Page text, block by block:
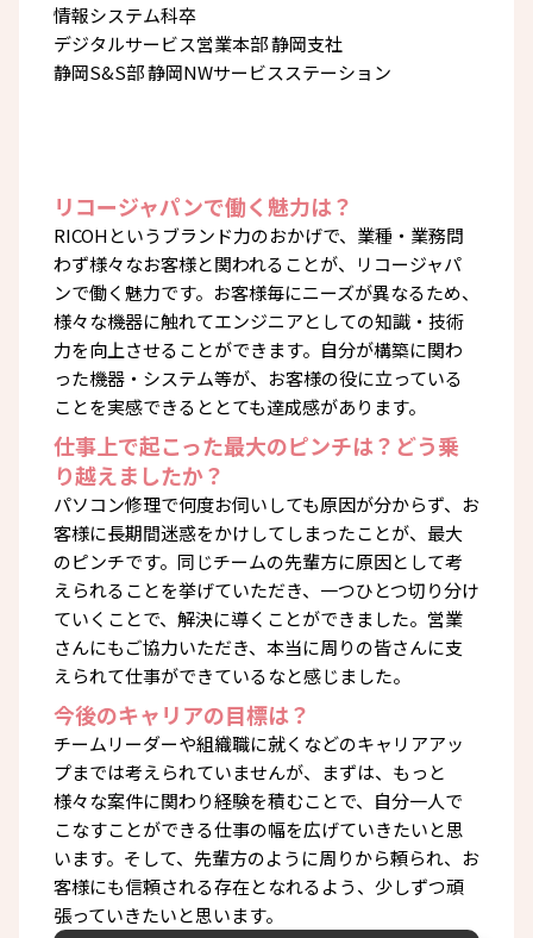
情報システム科卒
デジタルサービス営業本部 静岡支社
静岡S&S部 静岡NWサービスステーション
リコージャパンで働く魅力は？
RICOHというブランド力のおかげで、業種・業務問
わず様々なお客様と関われることが、リコージャパ
ンで働く魅力です。お客様毎にニーズが異なるため、
様々な機器に触れてエンジニアとしての知識・技術
力を向上させることができます。自分が構築に関わ
った機器・システム等が、お客様の役に立っている
ことを実感できるととても達成感があります。
仕事上で起こった最大のピンチは？どう乗
り越えましたか？
パソコン修理で何度お伺いしても原因が分からず、お
客様に長期間迷惑をかけしてしまったことが、最大
のピンチです。同じチームの先輩方に原因として考
えられることを挙げていただき、一つひとつ切り分け
ていくことで、解決に導くことができました。営業
さんにもご協力いただき、本当に周りの皆さんに支
えられて仕事ができているなと感じました。
今後のキャリアの目標は？
チームリーダーや組織職に就くなどのキャリアアッ
プまでは考えられていませんが、まずは、もっと
様々な案件に関わり経験を積むことで、自分一人で
こなすことができる仕事の幅を広げていきたいと思
います。そして、先輩方のように周りから頼られ、お
客様にも信頼される存在となれるよう、少しずつ頑
張っていきたいと思います。